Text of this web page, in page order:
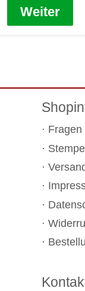
Weiter
Fragen